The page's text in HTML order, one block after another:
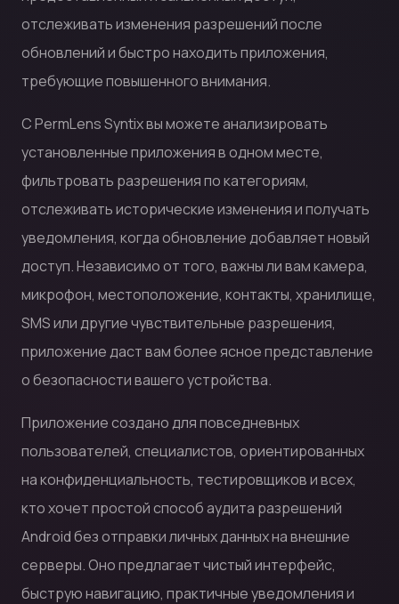
отслеживать изменения разрешений после
обновлений и быстро находить приложения,
требующие повышенного внимания.
С PermLens Syntix вы можете анализировать
установленные приложения в одном месте,
фильтровать разрешения по категориям,
отслеживать исторические изменения и получать
уведомления, когда обновление добавляет новый
доступ. Независимо от того, важны ли вам камера,
микрофон, местоположение, контакты, хранилище,
SMS или другие чувствительные разрешения,
приложение даст вам более ясное представление
о безопасности вашего устройства.
Приложение создано для повседневных
пользователей, специалистов, ориентированных
на конфиденциальность, тестировщиков и всех,
кто хочет простой способ аудита разрешений
Android без отправки личных данных на внешние
серверы. Оно предлагает чистый интерфейс,
быструю навигацию, практичные уведомления и